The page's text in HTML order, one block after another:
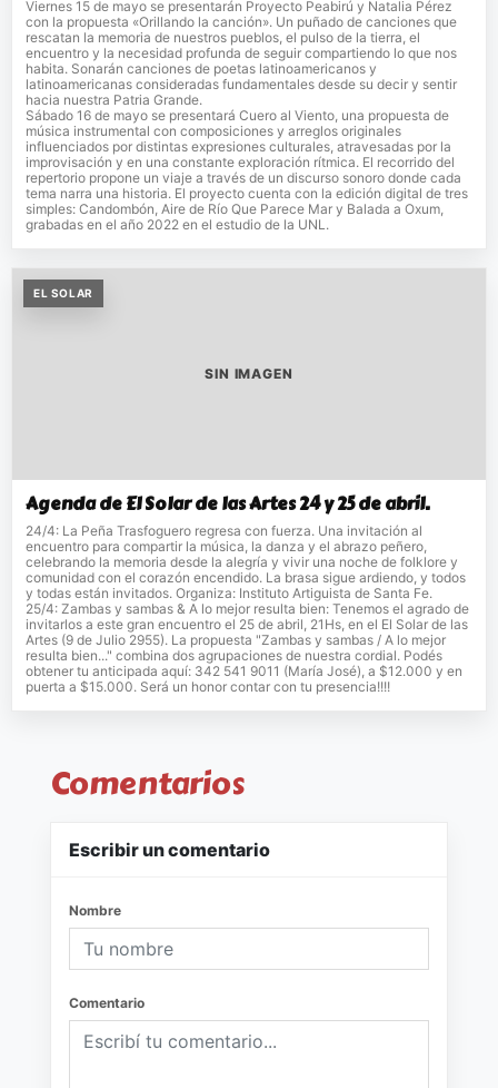
Viernes 15 de mayo se presentarán Proyecto Peabirú y Natalia Pérez
con la propuesta «Orillando la canción». Un puñado de canciones que
rescatan la memoria de nuestros pueblos, el pulso de la tierra, el
encuentro y la necesidad profunda de seguir compartiendo lo que nos
habita. Sonarán canciones de poetas latinoamericanos y
latinoamericanas consideradas fundamentales desde su decir y sentir
hacia nuestra Patria Grande.
Sábado 16 de mayo se presentará Cuero al Viento, una propuesta de
música instrumental con composiciones y arreglos originales
influenciados por distintas expresiones culturales, atravesadas por la
improvisación y en una constante exploración rítmica. El recorrido del
repertorio propone un viaje a través de un discurso sonoro donde cada
tema narra una historia. El proyecto cuenta con la edición digital de tres
simples: Candombón, Aire de Río Que Parece Mar y Balada a Oxum,
grabadas en el año 2022 en el estudio de la UNL.
EL SOLAR
SIN IMAGEN
Agenda de El Solar de las Artes 24 y 25 de abril.
24/4: La Peña Trasfoguero regresa con fuerza. Una invitación al
encuentro para compartir la música, la danza y el abrazo peñero,
celebrando la memoria desde la alegría y vivir una noche de folklore y
comunidad con el corazón encendido. La brasa sigue ardiendo, y todos
y todas están invitados. Organiza: Instituto Artiguista de Santa Fe.
25/4: Zambas y sambas & A lo mejor resulta bien: Tenemos el agrado de
invitarlos a este gran encuentro el 25 de abril, 21Hs, en el El Solar de las
Artes (9 de Julio 2955). La propuesta "Zambas y sambas / A lo mejor
resulta bien..." combina dos agrupaciones de nuestra cordial. Podés
obtener tu anticipada aquí: 342 541 9011 (María José), a $12.000 y en
puerta a $15.000. Será un honor contar con tu presencia!!!!
Comentarios
Escribir un comentario
Nombre
Comentario